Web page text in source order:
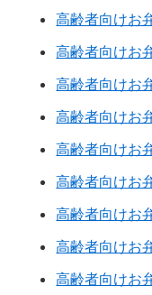
高齢者向けお
高齢者向けお
高齢者向けお
高齢者向けお
高齢者向けお
高齢者向けお
高齢者向けお
高齢者向けお
高齢者向けお